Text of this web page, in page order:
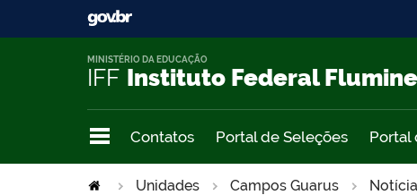
IFF Instituto Federal
MINISTÉRIO DA EDUCAÇÃO
Contatos Portal de Seleções Portal
Unidades Campos Guarus